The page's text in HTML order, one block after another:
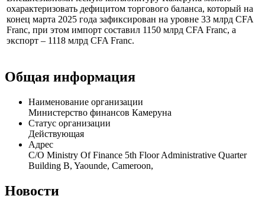
охарактеризовать дефицитом торгового баланса, который на
конец марта 2025 года зафиксирован на уровне 33 млрд CFA
Franc, при этом импорт составил 1150 млрд CFA Franc, а
экспорт – 1118 млрд CFA Franc.
Общая информация
Наименование организации
Министерство финансов Камеруна
Статус организации
Действующая
Адрес
C/O Ministry Of Finance 5th Floor Administrative Quarter
Building B, Yaounde, Cameroon,
Новости